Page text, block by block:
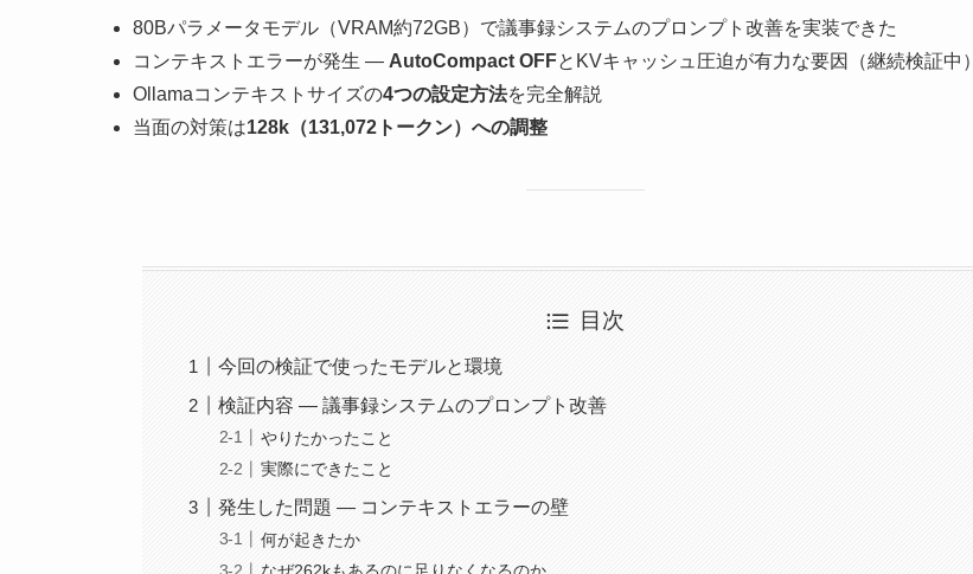
80Bパラメータモデル（VRAM約72GB）で議事録システムのプロンプト改善を実装できた
コンテキストエラーが発生 — AutoCompact OFFとKVキャッシュ圧迫が有力な要因（継続検証中）
Ollamaコンテキストサイズの4つの設定方法を完全解説
当面の対策は128k（131,072トークン）への調整
目次
今回の検証で使ったモデルと環境
検証内容 — 議事録システムのプロンプト改善
やりたかったこと
実際にできたこと
発生した問題 — コンテキストエラーの壁
何が起きたか